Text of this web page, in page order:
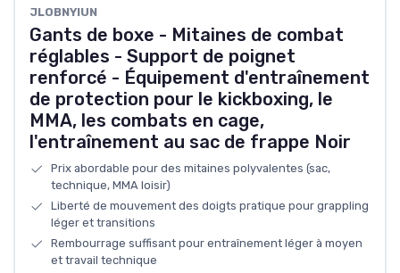
JLOBNYIUN
Gants de boxe - Mitaines de combat
réglables - Support de poignet
renforcé - Équipement d'entraînement
de protection pour le kickboxing, le
MMA, les combats en cage,
l'entraînement au sac de frappe Noir
Prix abordable pour des mitaines polyvalentes (sac,
technique, MMA loisir)
Liberté de mouvement des doigts pratique pour grappling
léger et transitions
Rembourrage suffisant pour entraînement léger à moyen
et travail technique